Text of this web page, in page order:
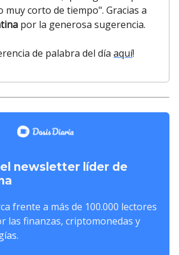
corto de tiempo". Gracias a
por la generosa sugerencia.
de palabra del día aquí!
newsletter líder de
frente a más de 100.000 lectores
las finanzas, criptomonedas y